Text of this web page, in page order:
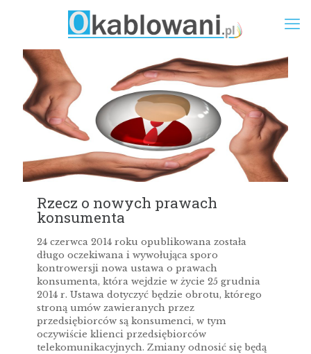
Rzecz o nowych prawach
konsumenta
24 czerwca 2014 roku opublikowana została
długo oczekiwana i wywołująca sporo
kontrowersji nowa ustawa o prawach
konsumenta, która wejdzie w życie 25 grudnia
2014 r. Ustawa dotyczyć będzie obrotu, którego
stroną umów zawieranych przez
przedsiębiorców są konsumenci, w tym
oczywiście klienci przedsiębiorców
telekomunikacyjnych. Zmiany odnosić się będą